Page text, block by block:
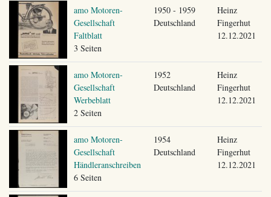
amo Motoren-
Gesellschaft
Faltblatt
3 Seiten
1950 - 1959
Deutschland
Heinz
Fingerhut
12.12.2021
amo Motoren-
Gesellschaft
Werbeblatt
2 Seiten
1952
Deutschland
Heinz
Fingerhut
12.12.2021
amo Motoren-
Gesellschaft
Händleranschreiben
6 Seiten
1954
Deutschland
Heinz
Fingerhut
12.12.2021